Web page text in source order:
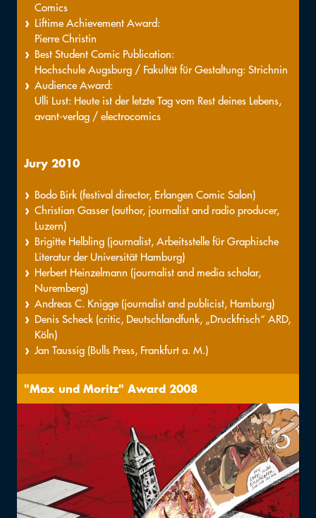
Comics
Liftime Achievement Award:
Pierre Christin
Best Student Comic Publication:
Hochschule Augsburg / Fakultät für Gestaltung: Strichnin
Audience Award:
Ulli Lust: Heute ist der letzte Tag vom Rest deines Lebens,
avant-verlag / electrocomics
Jury 2010
Bodo Birk (festival director, Erlangen Comic Salon)
Christian Gasser (author, journalist and radio producer,
Luzern)
Brigitte Helbling (journalist, Arbeitsstelle für Graphische
Literatur der Universität Hamburg)
Herbert Heinzelmann (journalist and media scholar,
Nuremberg)
Andreas C. Knigge (journalist and publicist, Hamburg)
Denis Scheck (critic, Deutschlandfunk, „Druckfrisch“ ARD,
Köln)
Jan Taussig (Bulls Press, Frankfurt a. M.)
"Max und Moritz" Award 2008